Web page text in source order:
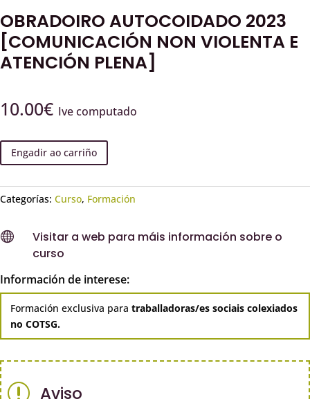
OBRADOIRO AUTOCOIDADO 2023
[COMUNICACIÓN NON VIOLENTA E
ATENCIÓN PLENA]
10.00€ Ive computado
Engadir ao carriño
Categorías: Curso, Formación

Visitar a web para máis información sobre o
curso
Información de interese:
Formación exclusiva paratraballadoras/es sociais colexiados
no COTSG.
r Aviso